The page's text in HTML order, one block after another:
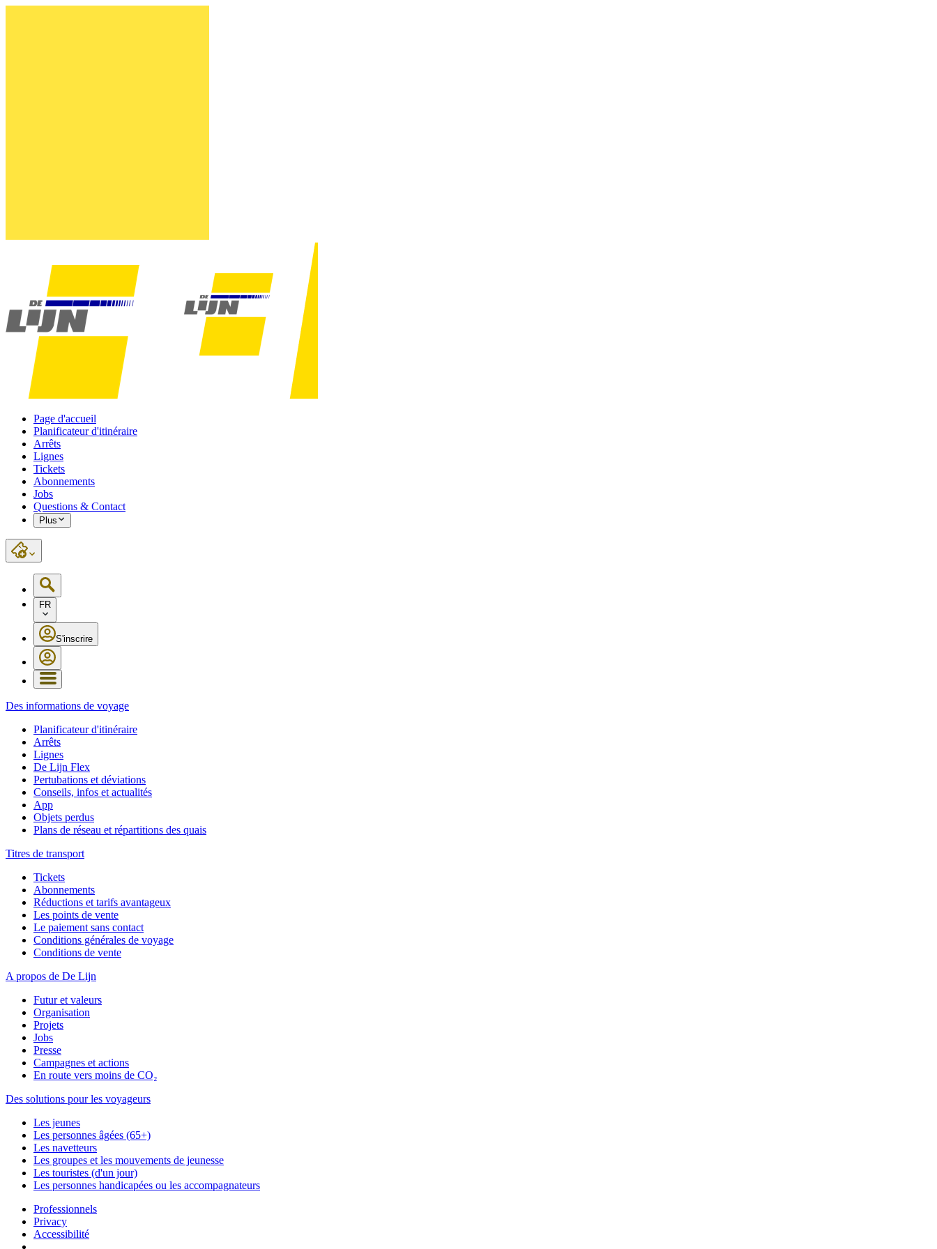
Page d'accueil
Planificateur d'itinéraire
Arrêts
Lignes
Tickets
Abonnements
Jobs
Questions & Contact
Plus
FR
S'inscrire
Des informations de voyage
Planificateur d'itinéraire
Arrêts
Lignes
De Lijn Flex
Pertubations et déviations
Conseils, infos et actualités
App
Objets perdus
Plans de réseau et répartitions des quais
Titres de transport
Tickets
Abonnements
Réductions et tarifs avantageux
Les points de vente
Le paiement sans contact
Conditions générales de voyage
Conditions de vente
A propos de De Lijn
Futur et valeurs
Organisation
Projets
Jobs
Presse
Campagnes et actions
En route vers moins de CO₂
Des solutions pour les voyageurs
Les jeunes
Les personnes âgées (65+)
Les navetteurs
Les groupes et les mouvements de jeunesse
Les touristes (d'un jour)
Les personnes handicapées ou les accompagnateurs
Professionnels
Privacy
Accessibilité